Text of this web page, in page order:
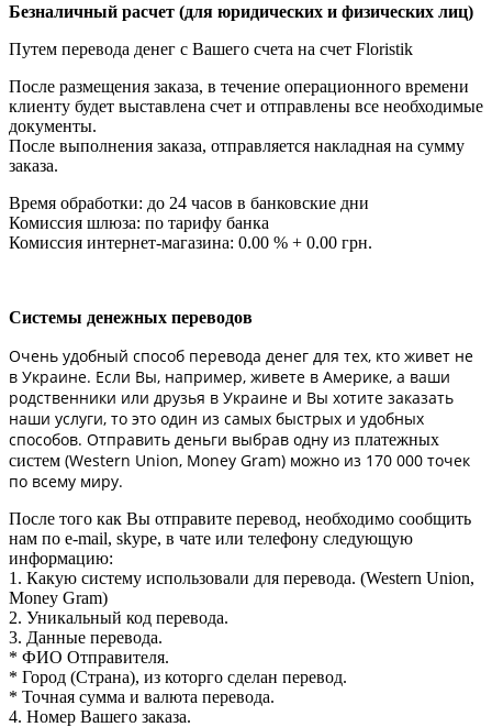
Безналичный расчет (для юридических и физических лиц)
Путем перевода денег с Вашего счета на счет Floristik
После размещения заказа, в течение операционного времени
клиенту будет выставлена счет и отправлены все необходимые
документы.
После выполнения заказа, отправляется накладная на сумму
заказа.
Время обработки: до 24 часов в банковские дни
Комиссия шлюза: по тарифу банка
Комиссия интернет-магазина: 0.00 % + 0.00 грн.
Системы денежных переводов
Очень удобный способ перевода денег для тех, кто живет не
в Украине. Если Вы, например, живете в Америке, а ваши
родственники или друзья в Украине и Вы хотите заказать
наши услуги, то это один из самых быстрых и удобных
способов. Отправить деньги выбрав одну из платежных
систем (Western Union, Money Gram) можно из 170 000 точек
по всему миру.
После того как Вы отправите перевод, необходимо сообщить
нам по e-mail, skype, в чате или телефону следующую
информацию:
1. Какую систему использовали для перевода. (Western Union,
Money Gram)
2. Уникальный код перевода.
3. Данные перевода.
* ФИО Отправителя.
* Город (Страна), из которго сделан перевод.
* Точная сумма и валюта перевода.
4. Номер Вашего заказа.